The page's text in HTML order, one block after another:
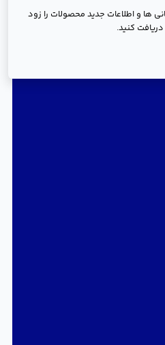
ها و اطلاعات جدید محصولات را زود
کنید.